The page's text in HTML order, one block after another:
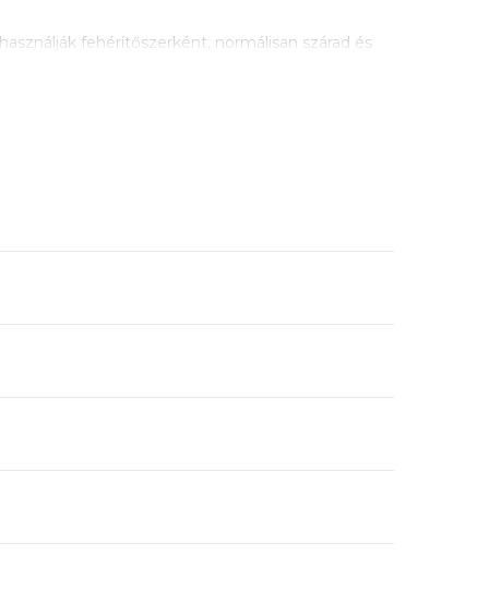
fehérítőszerként, normálisan szárad és